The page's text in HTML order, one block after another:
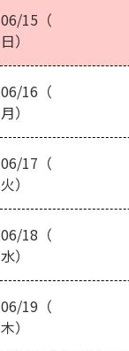
06/15（
日）
06/16（
月）
06/17（
火）
06/18（
水）
06/19（
木）